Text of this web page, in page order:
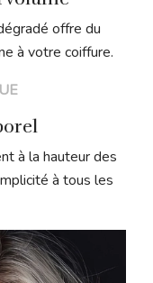
offre du
à votre coiffure.
à la hauteur des
à tous les